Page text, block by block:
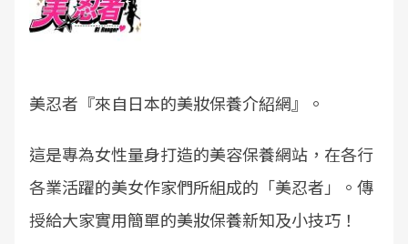
美忍者『來自日本的美妝保養介紹網』。
這是專為女性量身打造的美容保養網站，在各行
各業活躍的美女作家們所組成的「美忍者」。傳
授給大家實用簡單的美妝保養新知及小技巧！